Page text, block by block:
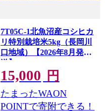
7T05C-1北魚沼産コシヒカ
リ特別栽培米5kg（長岡川
口地域）【2026年8月発
送】
15,000 円
たまったWAON
POINTで寄附できる！